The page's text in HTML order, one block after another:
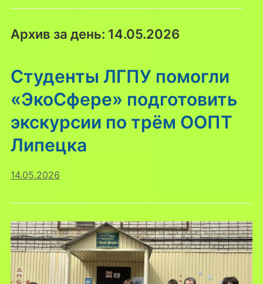
Архив за день: 14.05.2026
Студенты ЛГПУ помогли
«ЭкоСфере» подготовить
экскурсии по трём ООПТ
Липецка
14.05.2026